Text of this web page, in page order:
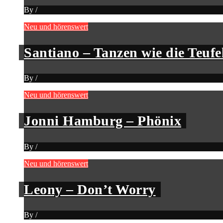
By /
Neu und hörenswert
Santiano – Tanzen wie die
By /
Neu und hörenswert
Jonni Hamburg – Phönix
By /
Neu und hörenswert
Leony – Don’t Worry
By /